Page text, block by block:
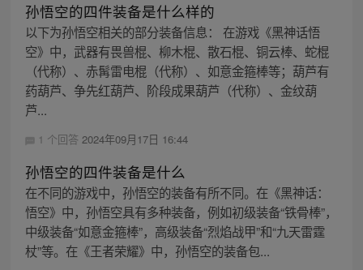
孙悟空的四件装备是什么样的
以下为孙悟空相关的部分装备信息： 在游戏《黑神话悟
空》中，武器有畏兽棍、柳木棍、散石棍、铜云棒、蛇棍
（代称）、赤髯雷电棍（代称）、如意金箍棒等；葫芦有
药葫芦、争先红葫芦、阶段成果葫芦（代称）、金纹葫
芦...
1 个回答 2024年09月17日 16:44
孙悟空的四件装备是什么
在不同的游戏中，孙悟空的装备有所不同。在《黑神话：
悟空》中，孙悟空具有多种装备，例如初级装备“铁骨棒”，
中级装备“如意金箍棒”，高级装备“烈焰战甲”和“九天雷霆
杖”等。在《王者荣耀》中，孙悟空的装备包...